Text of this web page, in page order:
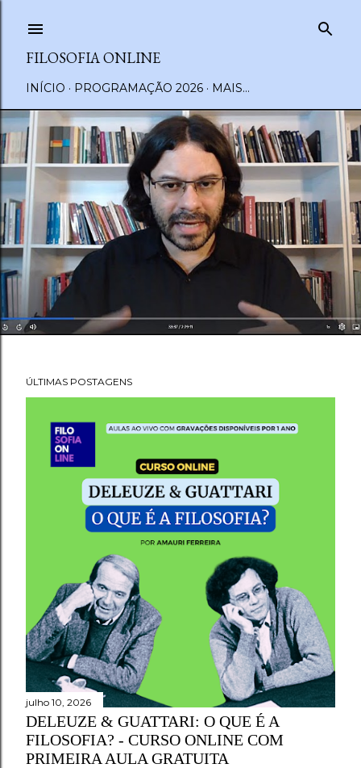
FILOSOFIA ONLINE
INÍCIO PROGRAMAÇÃO 2026 MAIS…
n
s
ÚLTIMAS POSTAGENS
julho 10, 2026
DELEUZE & GUATTARI: O QUE É A
FILOSOFIA? - CURSO ONLINE COM
PRIMEIRA AULA GRATUITA